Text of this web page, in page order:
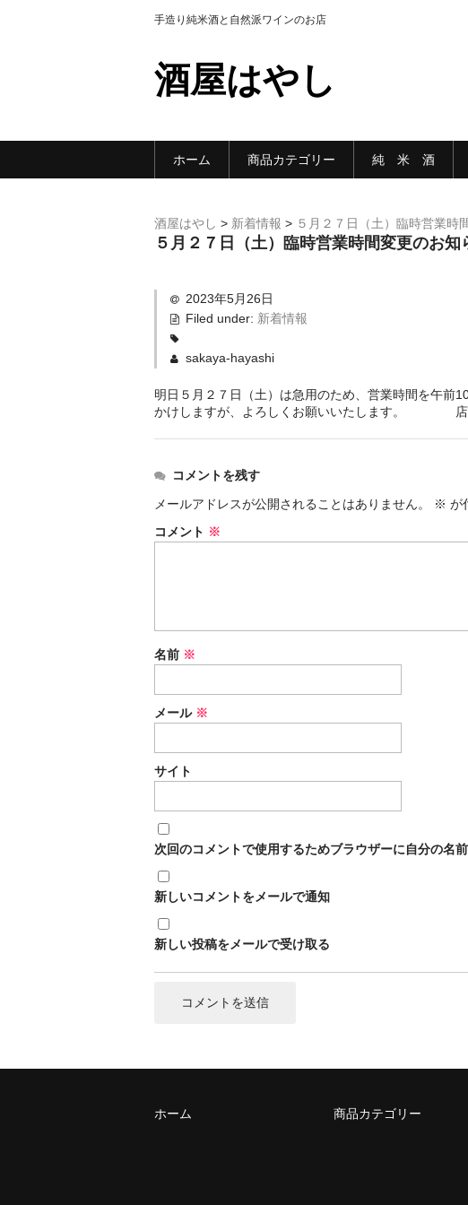
手造り純米酒と自然派ワインのお店
酒屋はやし
ホーム 商品カテゴリー 純 米 酒
酒屋はやし > 新着情報 > ５月２７日（土）臨時営業時
５月２７日（土）臨時営業時間変更のお知
2023年5月26日
Filed under: 新着情報
sakaya-hayashi
明日５月２７日（土）は急用のため、営業時間を午前
かけしますが、よろしくお願いいたします。 店
コメントを残す
メールアドレスが公開されることはありません。
※ が
コメント ※
名前 ※
メール ※
サイト
次回のコメントで使用するためブラウザーに自分の名
新しいコメントをメールで通知
新しい投稿をメールで受け取る
ホーム 商品カテゴリー